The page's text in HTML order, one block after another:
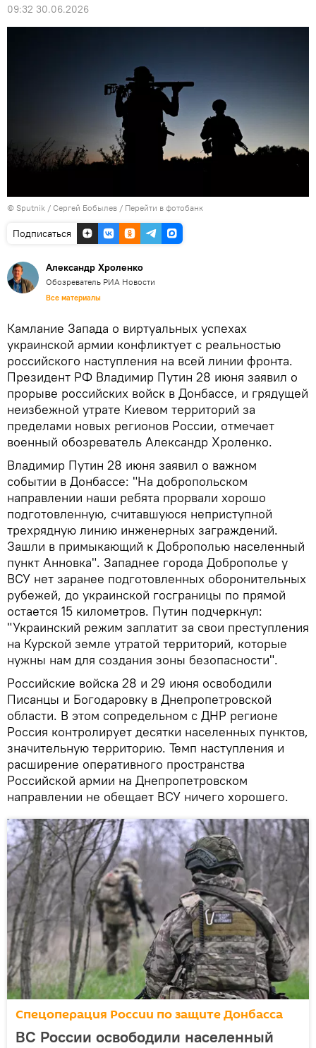
09:32 30.06.2026
© Sputnik / Сергей Бобылев / Перейти в фотобанк
Подписаться
Александр Хроленко
Обозреватель РИА Новости
Все материалы
Камлание Запада о виртуальных успехах
украинской армии конфликтует с реальностью
российского наступления на всей линии фронта.
Президент РФ Владимир Путин 28 июня заявил о
прорыве российских войск в Донбассе, и грядущей
неизбежной утрате Киевом территорий за
пределами новых регионов России, отмечает
военный обозреватель Александр Хроленко.
Владимир Путин 28 июня заявил о важном
событии в Донбассе: "На добропольском
направлении наши ребята прорвали хорошо
подготовленную, считавшуюся неприступной
трехрядную линию инженерных заграждений.
Зашли в примыкающий к Доброполью населенный
пункт Анновка". Западнее города Доброполье у
ВСУ нет заранее подготовленных оборонительных
рубежей, до украинской госграницы по прямой
остается 15 километров. Путин подчеркнул:
"Украинский режим заплатит за свои преступления
на Курской земле утратой территорий, которые
нужны нам для создания зоны безопасности".
Российские войска 28 и 29 июня освободили
Писанцы и Богодаровку в Днепропетровской
области. В этом сопредельном с ДНР регионе
Россия контролирует десятки населенных пунктов,
значительную территорию. Темп наступления и
расширение оперативного пространства
Российской армии на Днепропетровском
направлении не обещает ВСУ ничего хорошего.
Спецоперация России по защите Донбасса
ВС России освободили населенный